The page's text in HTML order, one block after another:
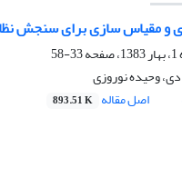
و مقیاس سازی برای سنجش
33-58
وحیده نوروزی
اصل مقاله 893.51 K